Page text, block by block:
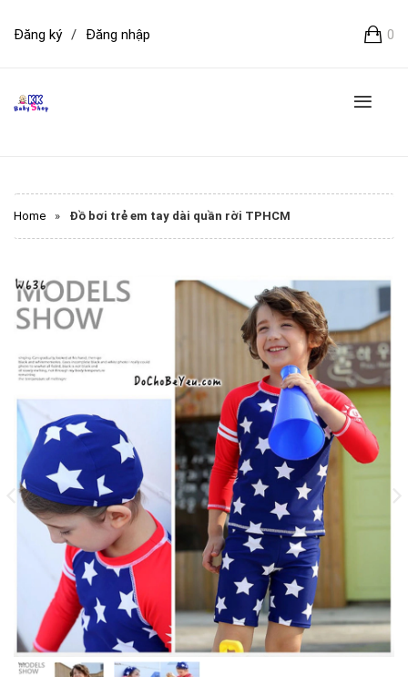
0
Đăng ký / Đăng nhập
Home » Đồ bơi trẻ em tay dài quần rời TPHCM